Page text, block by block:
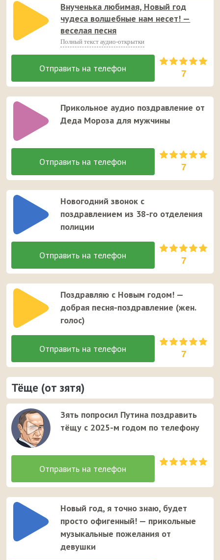
Внученька любимая, Новый год
чудеса волшебные нам несет! —
веселая песня
Полный текст аудио-открытки
7
Прикольное аудио поздравление от
Деда Мороза для мужчины
7
Новогодний звонок с
поздравлением из 38-го отделения
полиции
7
Поздравляю с Новым годом! —
добрая песня-поздравление (жен.
голос)
7
Тёще (от зятя)
Зять попросил Путина поздравить
тёщу с 2025-м годом по телефону
Новый год, я точно знаю, будет
просто офигенный! — прикольные
музыкальные пожелания от
девушки